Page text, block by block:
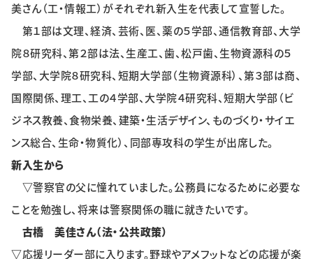
美さん（工・情報工）がそれぞれ新入生を代表して宣誓した。
第１部は文理、経済、芸術、医、薬の５学部、通信教育部、大学
院８研究科、第２部は法、生産工、歯、松戸歯、生物資源科の５
学部、大学院８研究科、短期大学部（生物資源科）、第３部は商、
国際関係、理工、工の４学部、大学院４研究科、短期大学部（ビ
ジネス教養、食物栄養、建築・生活デザイン、ものづくり・サイエ
ンス総合、生命・物質化）、同部専攻科の学生が出席した。
新入生から
▽警察官の父に憧れていました。公務員になるために必要な
ことを勉強し、将来は警察関係の職に就きたいです。
古橋 美佳さん（法・公共政策）
▽応援リーダー部に入ります。野球やアメフットなどの応援が楽